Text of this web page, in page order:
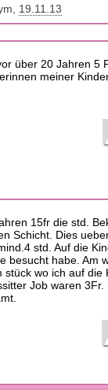
19.11.13
über 20 Jahren 5
meiner
15fr die std.
Schicht. Dies
std. Auf die
besucht habe. Am
stück wo ich auf die
Job waren